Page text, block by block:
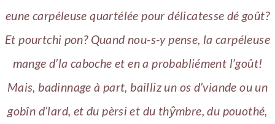
eune carpéleuse quartélée pour délicatesse dé goût?
Et pourtchi pon? Quand nou-s-y pense, la carpéleuse
mange d’la caboche et en a probabliément l’goût!
Mais, badinnage à part, bailliz un os d’viande ou un
gobîn d’lard, et du pèrsi et du thŷmbre, du pouothé,